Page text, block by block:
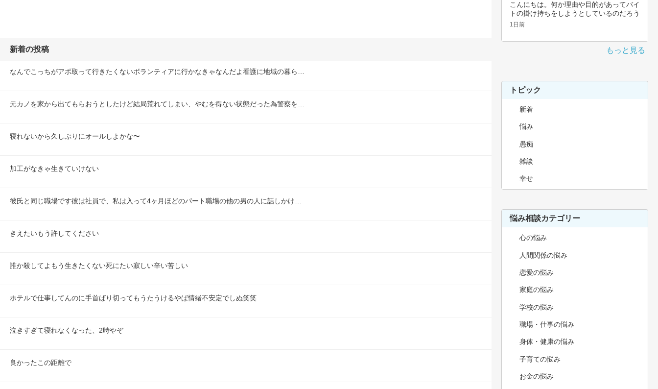
新着の投稿
なんでこっちがアポ取って行きたくないボランティアに行かなきゃなんだよ看護に地域の暮ら…
元カノを家から出てもらおうとしたけど結局荒れてしまい、やむを得ない状態だった為警察を…
寝れないから久しぶりにオールしよかな〜
加工がなきゃ生きていけない
彼氏と同じ職場です彼は社員で、私は入って4ヶ月ほどのパート職場の他の男の人に話しかけ…
きえたいもう許してください
誰か殺してよもう生きたくない死にたい寂しい辛い苦しい
ホテルで仕事してんのに手首ばり切ってもうたうけるやば情緒不安定でしぬ笑笑
泣きすぎて寝れなくなった、2時やぞ
良かったこの距離で
こんにちは。何か理由や目的があってバイ
トの掛け持ちをしようとしているのだろう
と思いま…
1日前
もっと見る
トピック
新着
悩み
愚痴
雑談
幸せ
悩み相談カテゴリー
心の悩み
人間関係の悩み
恋愛の悩み
家庭の悩み
学校の悩み
職場・仕事の悩み
身体・健康の悩み
子育ての悩み
お金の悩み